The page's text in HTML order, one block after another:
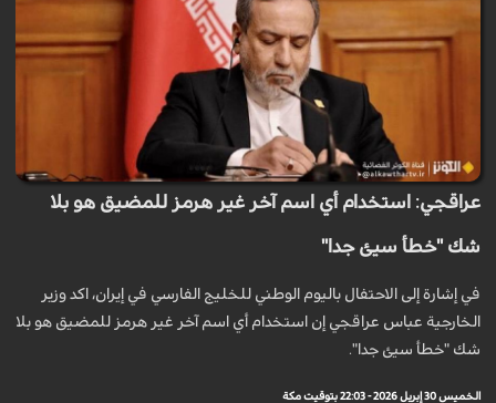
عراقجي: استخدام أي اسم آخر غير هرمز للمضيق هو بلا
شك "خطأ سيئ جدا"
في إشارة إلى الاحتفال باليوم الوطني للخليج الفارسي في إيران، اكد وزير
الخارجية عباس عراقجي إن استخدام أي اسم آخر غير هرمز للمضيق هو بلا
شك "خطأ سيئ جدا".
الخميس 30 إبريل 2026 - 22:03 بتوقيت مكة